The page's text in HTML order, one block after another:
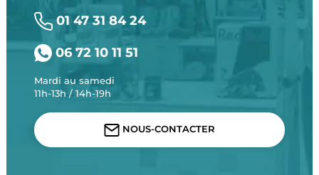
01 47 31 84 24
06 72 10 11 51
Mardi au samedi
11h-13h / 14h-19h
NOUS-CONTACTER